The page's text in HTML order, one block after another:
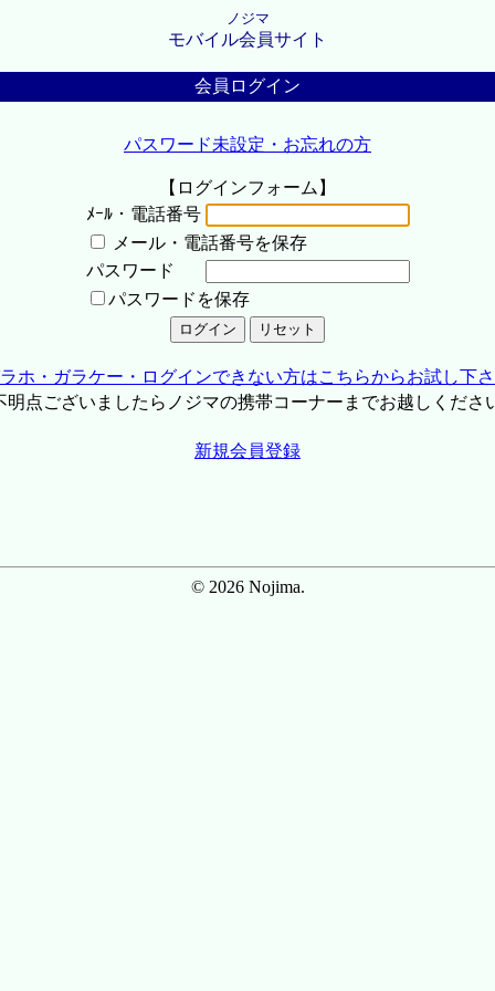
ノジマ
モバイル会員サイト
会員ログイン
パスワード未設定・お忘れの方
【ログインフォーム】
ﾒｰﾙ・電話番号
メール・電話番号を保存
パスワード
パスワードを保存
ホ・ガラケー・ログインできない方はこちらからお試し下
点ございましたらノジマの携帯コーナーまでお越しくださ
新規会員登録
© 2026 Nojima.